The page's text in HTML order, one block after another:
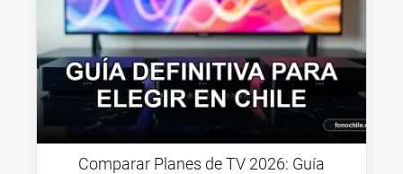
Comparar Planes de TV 2026: Guía